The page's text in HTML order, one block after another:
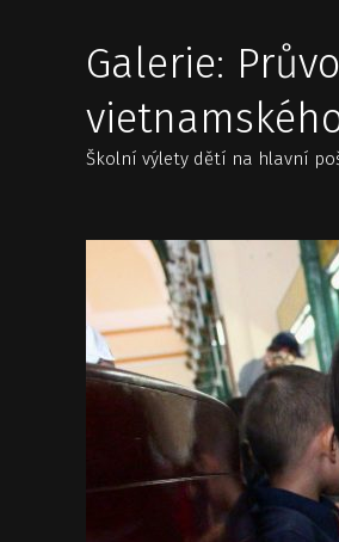
Galerie:
Školní výlety dětí na hlavní